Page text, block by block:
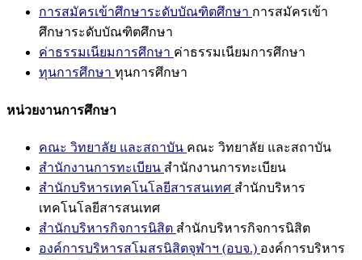
การสมัครเข้าศึกษาระดับบัณฑิตศึกษา การสมัครเข้า
ศึกษาระดับบัณฑิตศึกษา
ค่าธรรมเนียมการศึกษา ค่าธรรมเนียมการศึกษา
ทุนการศึกษา ทุนการศึกษา
หน่วยงานการศึกษา
คณะ วิทยาลัย และสถาบัน คณะ วิทยาลัย และสถาบัน
สำนักงานการทะเบียน สำนักงานการทะเบียน
สำนักบริหารเทคโนโลยีสารสนเทศ สำนักบริหาร
เทคโนโลยีสารสนเทศ
สำนักบริหารกิจการนิสิต สำนักบริหารกิจการนิสิต
องค์การบริหารสโมสรนิสิตจุฬาฯ (อบจ.) องค์การบริหาร